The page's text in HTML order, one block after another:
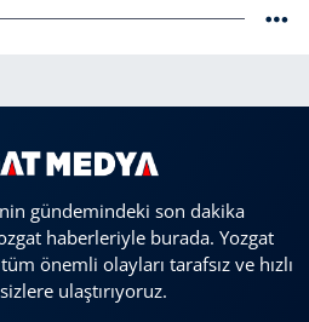
gündemindeki son dakika
haberleriyle burada. Yozgat
önemli olayları tarafsız ve hızlı
ulaştırıyoruz.